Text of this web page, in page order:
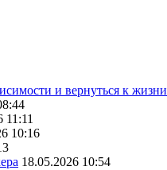
и вернуться к жизни
11:11
10:16
18.05.2026 10:54